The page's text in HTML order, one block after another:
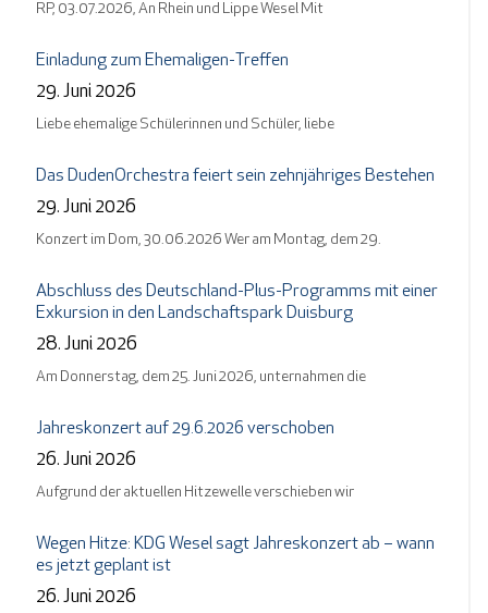
RP, 03.07.2026, An Rhein und Lippe Wesel Mit
Einladung zum Ehemaligen-Treffen
29. Juni 2026
Liebe ehemalige Schülerinnen und Schüler, liebe
Das DudenOrchestra feiert sein zehnjähriges Bestehen
29. Juni 2026
Konzert im Dom, 30.06.2026 Wer am Montag, dem 29.
Abschluss des Deutschland-Plus-Programms mit einer
Exkursion in den Landschaftspark Duisburg
28. Juni 2026
Am Donnerstag, dem 25. Juni 2026, unternahmen die
Jahreskonzert auf 29.6.2026 verschoben
26. Juni 2026
Aufgrund der aktuellen Hitzewelle verschieben wir
Wegen Hitze: KDG Wesel sagt Jahreskonzert ab – wann
es jetzt geplant ist
26. Juni 2026